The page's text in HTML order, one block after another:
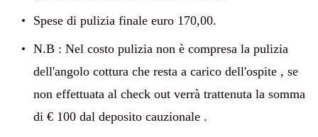
Spese di pulizia finale euro 170,00.
N.B : Nel costo pulizia non è compresa la pulizia
dell'angolo cottura che resta a carico dell'ospite , se
non effettuata al check out verrà trattenuta la somma
di € 100 dal deposito cauzionale .